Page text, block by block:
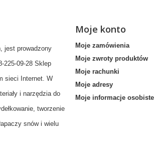
jest prowadzony
225-09-28 Sklep
sieci Internet. W
i narzędzia do
tworzenie
snów i wielu
Moje konto
Moje zamówienia
Moje zwroty produktów
Moje rachunki
Moje adresy
Moje informacje osobiste